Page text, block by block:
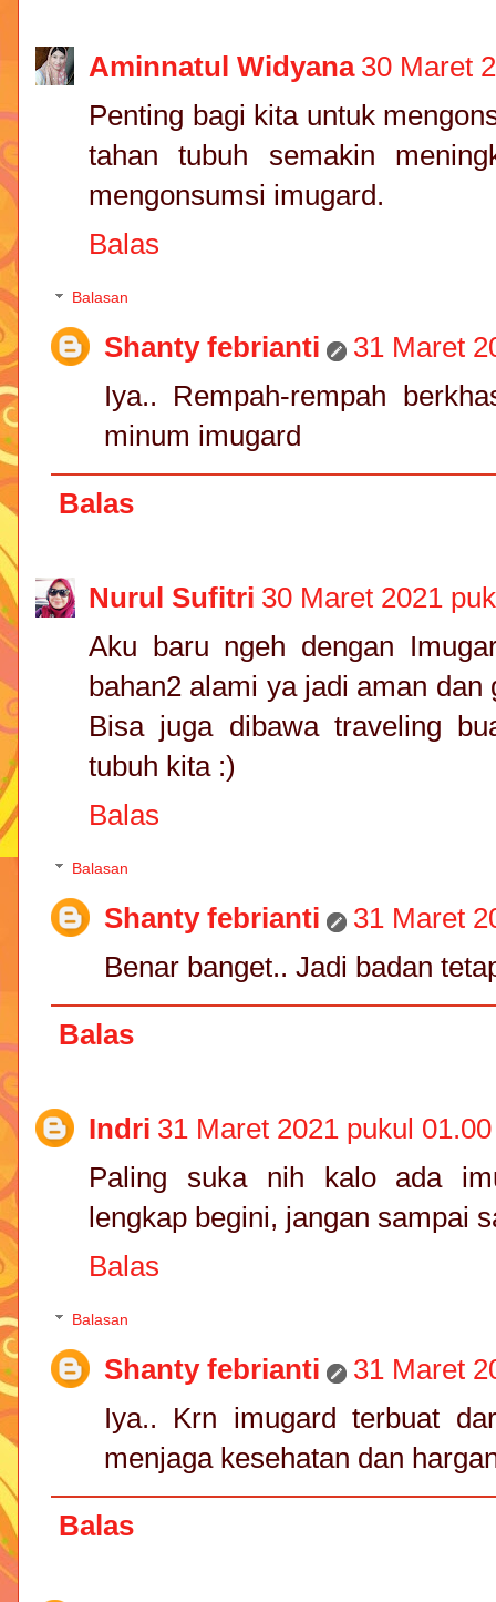
Aminnatul Widyana 30 Maret
Penting bagi kita untuk
tahan tubuh semakin
mengonsumsi imugard.
Balas
Balasan
Shanty febrianti
31 Maret
Iya.. Rempah-rempah
minum imugard
Balas
Nurul Sufitri 30 Maret 2021
Aku baru ngeh dengan
bahan2 alami ya jadi aman
Bisa juga dibawa traveling
tubuh kita :)
Balas
Balasan
Shanty febrianti
31 Maret
Benar banget.. Jadi badan
Balas
Indri 31 Maret 2021 pukul 01.00
Paling suka nih kalo ada
lengkap begini, jangan sampai
Balas
Balasan
Shanty febrianti
31 Maret
Iya.. Krn imugard terbuat
menjaga kesehatan dan
Balas